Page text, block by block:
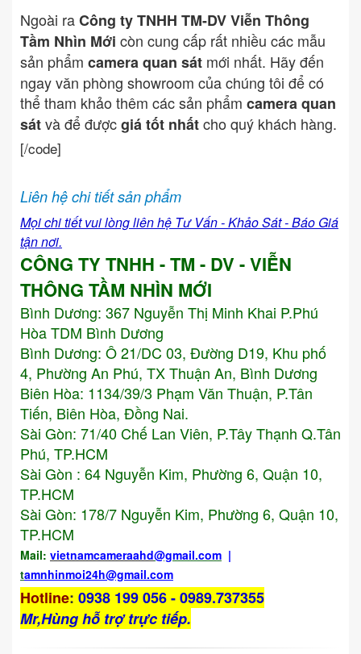
Ngoài raCông ty TNHH TM-DV Viễn Thông
Tầm Nhìn Mới còn cung cấp rất nhiều các mẫu
sản phẩm camera quan sát mới nhất. Hãy đến
ngay văn phòng showroom của chúng tôi để có
thể tham khảo thêm các sản phẩm camera quan
sátvà để đượcgiá tốt nhấtcho quý khách hàng.
[/code]
Liên hệ chi tiết sản phẩm
Mọi chi tiết vui lòng liên hệ Tư Vấn - Khảo Sát - Báo Giá
tận nơi.
CÔNG TY TNHH - TM - DV - VIỄN
THÔNG TẦM NHÌN MỚI
Bình Dương: 367 Nguyễn Thị Minh Khai P.Phú
Hòa TDM Bình Dương
Bình Dương: Ô 21/DC 03, Đường D19, Khu phố
4, Phường An Phú, TX Thuận An, Bình Dương
Biên Hòa: 1134/39/3 Phạm Văn Thuận, P.Tân
Tiến, Biên Hòa, Đồng Nai.
Sài Gòn: 71/40 Chế Lan Viên, P.Tây Thạnh Q.Tân
Phú, TP.HCM
Sài Gòn : 64 Nguyễn Kim, Phường 6, Quận 10,
TP.HCM
Sài Gòn: 178/7 Nguyễn Kim, Phường 6, Quận 10,
TP.HCM
Mail: vietnamcameraahd@gmail.com |
tamnhinmoi24h@gmail.com
Hotline: 0938 199 056 - 0989.737355
Mr,Hùng hỗ trợ trực tiếp.